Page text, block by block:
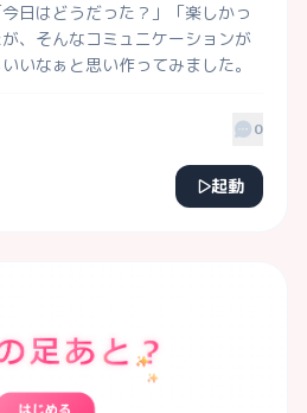
日はどうだった？」「楽しかっ
、そんなコミュニケーションが
いなぁと思い作ってみました。
0
起動